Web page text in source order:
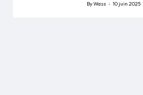
Posted
ByWass 10 juin 2025